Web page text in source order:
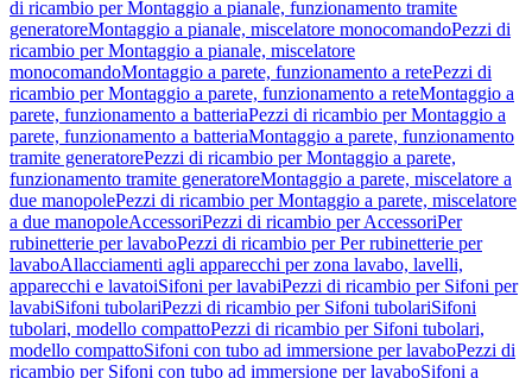
di ricambio per Montaggio a pianale, funzionamento tramite
generatoreMontaggio a pianale, miscelatore monocomandoPezzi di
ricambio per Montaggio a pianale, miscelatore
monocomandoMontaggio a parete, funzionamento a retePezzi di
ricambio per Montaggio a parete, funzionamento a reteMontaggio a
parete, funzionamento a batteriaPezzi di ricambio per Montaggio a
parete, funzionamento a batteriaMontaggio a parete, funzionamento
tramite generatorePezzi di ricambio per Montaggio a parete,
funzionamento tramite generatoreMontaggio a parete, miscelatore a
due manopolePezzi di ricambio per Montaggio a parete, miscelatore
a due manopoleAccessoriPezzi di ricambio per AccessoriPer
rubinetterie per lavaboPezzi di ricambio per Per rubinetterie per
lavaboAllacciamenti agli apparecchi per zona lavabo, lavelli,
apparecchi e lavatoiSifoni per lavabiPezzi di ricambio per Sifoni per
lavabiSifoni tubolariPezzi di ricambio per Sifoni tubolariSifoni
tubolari, modello compattoPezzi di ricambio per Sifoni tubolari,
modello compattoSifoni con tubo ad immersione per lavaboPezzi di
ricambio per Sifoni con tubo ad immersione per lavaboSifoni a